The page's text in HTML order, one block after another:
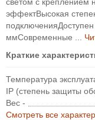
эффектВысокая
ммСовременные ...
Краткие
Температура
IP (степень защиты
Вес -
Смотреть все